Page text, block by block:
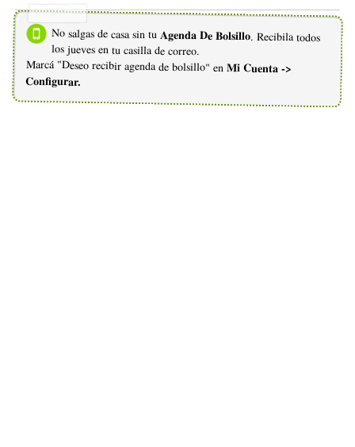
No salgas de casa sin tu Agenda De Bolsillo. Recibila todos
los jueves en tu casilla de correo.
Marcá "Deseo recibir agenda de bolsillo" en Mi Cuenta ->
Configurar.